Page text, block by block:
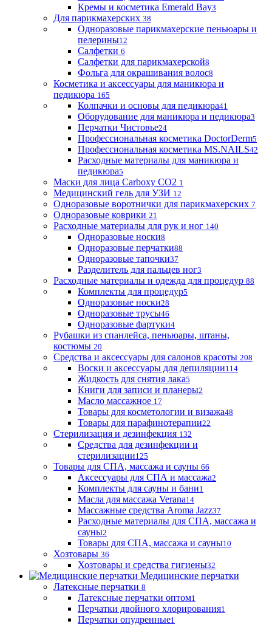
Кремы и косметика Emerald Bay3
Для парикмахерских 38
Одноразовые парикмахерские пеньюары и
пелерины12
Салфетки 6
Салфетки для парикмахерской8
Фольга для окрашивания волос8
Косметика и аксессуары для маникюра и
педикюра 165
Колпачки и основы для педикюра41
Оборудование для маникюра и педикюра3
Перчатки Чистовье24
Профессиональная косметика DoctorDerm5
Профессиональная косметика MS.NAILS42
Расходные материалы для маникюра и
педикюра5
Маски для лица Carboxy CO2 1
Медицинский гель для УЗИ 12
Одноразовые воротнички для парикмахерских 7
Одноразовые коврики 21
Расходные материалы для рук и ног 140
Одноразовые носки8
Одноразовые перчатки88
Одноразовые тапочки37
Разделитель для пальцев ног3
Расходные материалы и одежда для процедур 88
Комплекты для процедур5
Одноразовые носки28
Одноразовые трусы46
Одноразовые фартуки4
Рубашки из спанлейса, пеньюары, штаны,
костюмы 20
Средства и аксессуары для салонов красоты 208
Воски и аксессуары для депиляции114
Жидкость для снятия лака5
Книги для записи и планеры2
Масло массажное 17
Товары для косметологии и визажа48
Товары для парафинотерапии22
Стерилизация и дезинфекция 132
Средства для дезинфекции и
стерилизации125
Товары для СПА, массажа и сауны 66
Аксессуары для СПА и массажа2
Комплекты для сауны и бани1
Масла для массажа Verana14
Массажные средства Aroma Jazz37
Расходные материалы для СПА, массажа и
сауны2
Товары для СПА, массажа и сауны10
Хозтовары 36
Хозтовары и средства гигиены32
Медицинские перчатки
Латексные перчатки 8
Латексные перчатки оптом1
Перчатки двойного хлорирования1
Перчатки опудренные1